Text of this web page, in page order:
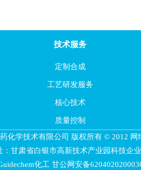
技术服务
定制合成
工艺研发服务
核心技术
质量控制
化学技术有限公司 版权所有 © 2012 网
：甘肃省白银市高新技术产业园科技企
化工 甘公网安备